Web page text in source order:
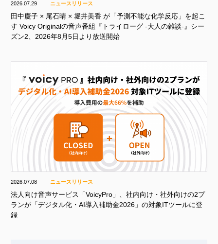
2026.07.29 ニュースリリース
田中慶子 × 尾石晴 × 堀井美香 が「予測不能な化学反応」を起こ
す Voicy Originalの音声番組『トライローグ -大人の雑談-』シー
ズン2、2026年8月5日より放送開始
2026.07.08 ニュースリリース
法人向け音声サービス「VoicyPro」、社内向け・社外向けの2プ
ランが「デジタル化・AI導入補助金2026」の対象ITツールに登
録